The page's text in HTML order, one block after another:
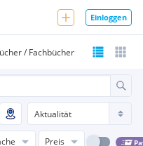
Einloggen
/ Fachbücher
Preis